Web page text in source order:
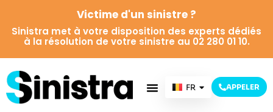
Victime d'un sinistre ?
Sinistra met à votre disposition des experts dédiés
à la résolution de votre sinistre au 02 280 01 10.
FR
NL APPELER